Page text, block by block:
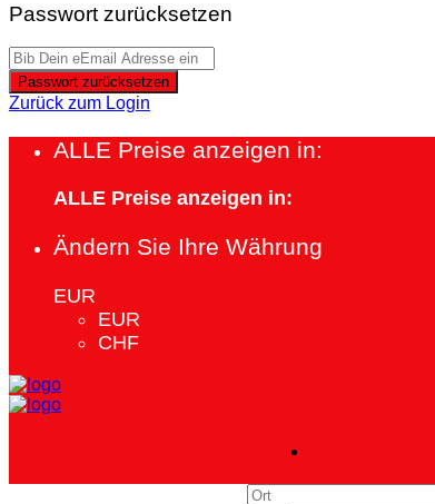
Passwort zurücksetzen
Passwort zurücksetzen
Zurück zum Login
ALLE Preise anzeigen in:
ALLE Preise anzeigen in:
Ändern Sie Ihre Währung
EUR
EUR
CHF